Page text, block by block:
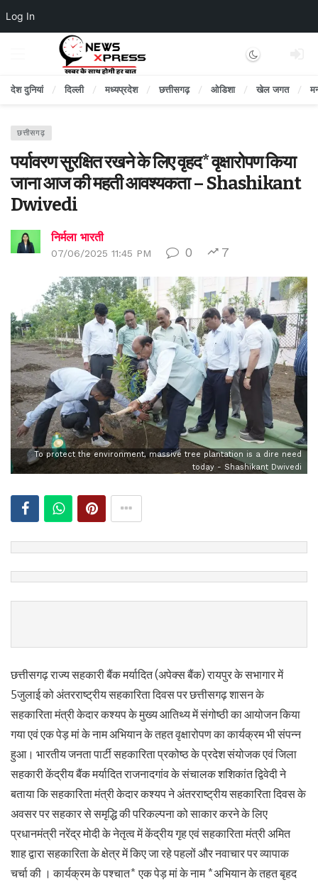
Log In
Dark mode
देश दुनियां दिल्ली मध्यप्रदेश छत्तीसगढ़ ओडिशा खेल जगत
छत्तीसगढ़
पर्यावरण सुरक्षित रखने के लिए वृहद* वृक्षारोपण किया
जाना आज की महती आवश्यकता – Shashikant
Dwivedi
निर्मला भारती
07/06/2025 11:45 PM 0 7
To protect the environment, massive tree plantation is a dire need
today - Shashikant Dwivedi
छत्तीसगढ़ राज्य सहकारी बैंक मर्यादित (अपेक्स बैंक) रायपुर के सभागार में
5जुलाई को अंतरराष्ट्रीय सहकारिता दिवस पर छत्तीसगढ़ शासन के
सहकारिता मंत्री केदार कश्यप के मुख्य आतिथ्य में संगोष्ठी का आयोजन किया
गया एवं एक पेड़ मां के नाम अभियान के तहत वृक्षारोपण का कार्यक्रम भी संपन्न
हुआ। भारतीय जनता पार्टी सहकारिता प्रकोष्ठ के प्रदेश संयोजक एवं जिला
सहकारी केंद्रीय बैंक मर्यादित राजनादगांव के संचालक शशिकांत द्विवेदी ने
बताया कि सहकारिता मंत्री केदार कश्यप ने अंतरराष्ट्रीय सहकारिता दिवस के
अवसर पर सहकार से समृद्धि की परिकल्पना को साकार करने के लिए
प्रधानमंत्री नरेंद्र मोदी के नेतृत्व में केंद्रीय गृह एवं सहकारिता मंत्री अमित
शाह द्वारा सहकारिता के क्षेत्र में किए जा रहे पहलों और नवाचार पर व्यापाक
चर्चा की । कार्यक्रम के पश्चात* एक पेड़ मां के नाम *अभियान के तहत बृहद